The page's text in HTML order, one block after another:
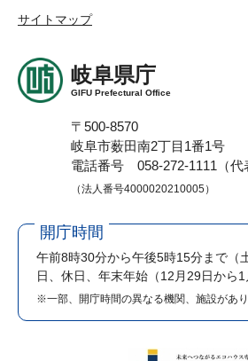
サイトマップ
岐阜県庁
GIFU Prefectural Office
〒500-8570
岐阜市薮田南2丁目1番1号
電話番号 058-272-1111（代
（法人番号4000020210005）
開庁時間
午前8時30分から午後5時15分まで
日、休日、年末年始（12月29日から1
※一部、開庁時間の異なる機関、施設があり